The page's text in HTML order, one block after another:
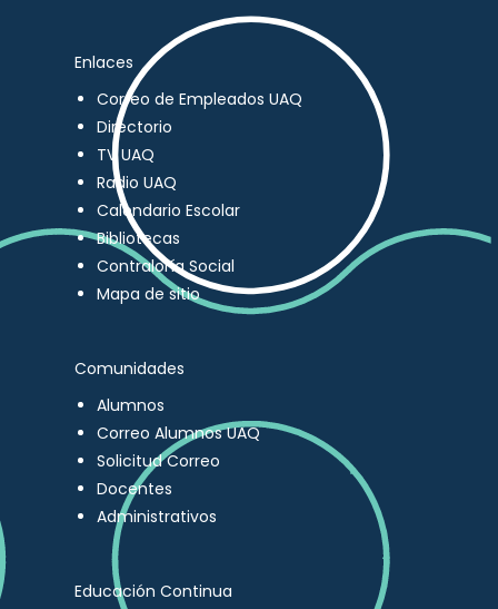
Enlaces
Correo de Empleados UAQ
Directorio
TV UAQ
Radio UAQ
Calendario Escolar
Bibliotecas
Contraloría Social
Mapa de sitio
Comunidades
Alumnos
Correo Alumnos UAQ
Solicitud Correo
Docentes
Administrativos
Educación Continua